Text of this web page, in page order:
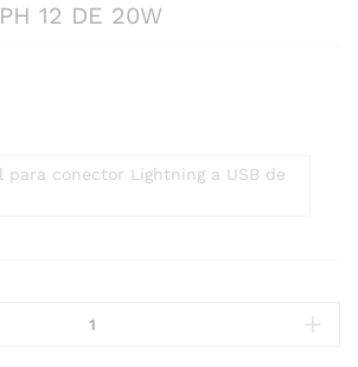
12 DE 20W
para conector Lightning a USB de